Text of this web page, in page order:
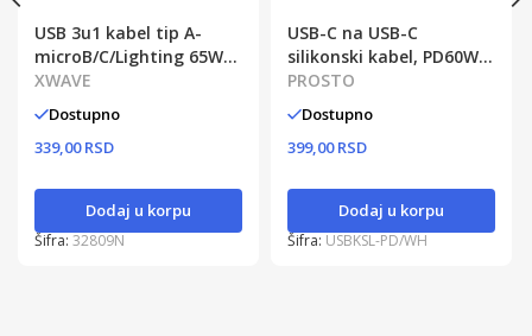
USB 3u1 kabel tip A-
microB/C/Lighting 65W
1.5m
XWAVE
Dostupno
339,00 RSD
Dodaj u korpu
Šifra:32809N
USB-C na USB-C
silikonski kabel, PD60W,
1m
PROSTO
Dostupno
399,00 RSD
Dodaj u korpu
Šifra: USBKSL-PD/WH